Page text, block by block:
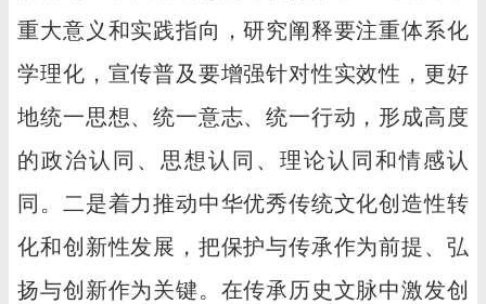
重大意义和实践指向，研究阐释要注重体系化
学理化，宣传普及要增强针对性实效性，更好
地统一思想、统一意志、统一行动，形成高度
的政治认同、思想认同、理论认同和情感认
同。二是着力推动中华优秀传统文化创造性转
化和创新性发展，把保护与传承作为前提、弘
扬与创新作为关键。在传承历史文脉中激发创